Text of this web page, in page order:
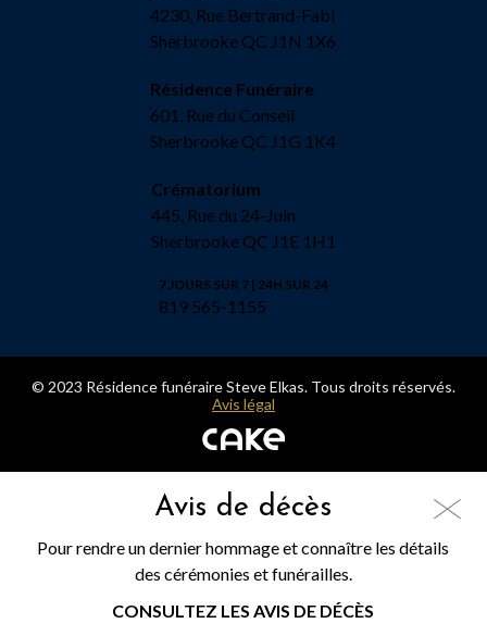
4230, Rue Bertrand-Fabi
Sherbrooke QC J1N 1X6
Résidence Funéraire
601, Rue du Conseil
Sherbrooke QC J1G 1K4
Crématorium
445, Rue du 24-Juin
Sherbrooke QC J1E 1H1
7 JOURS SUR 7 | 24H SUR 24
819 565-1155
© 2023 Résidence funéraire Steve Elkas. Tous droits réservés.
Avis légal
Avis de décès
Pour rendre un dernier hommage et connaître les détails
des cérémonies et funérailles.
CONSULTEZ LES AVIS DE DÉCÈS